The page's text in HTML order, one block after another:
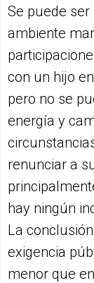
Se puede
ambiente
con un hijo
pero no se
energía y
renunciar a
hay ningún
La
exigencia
menor que